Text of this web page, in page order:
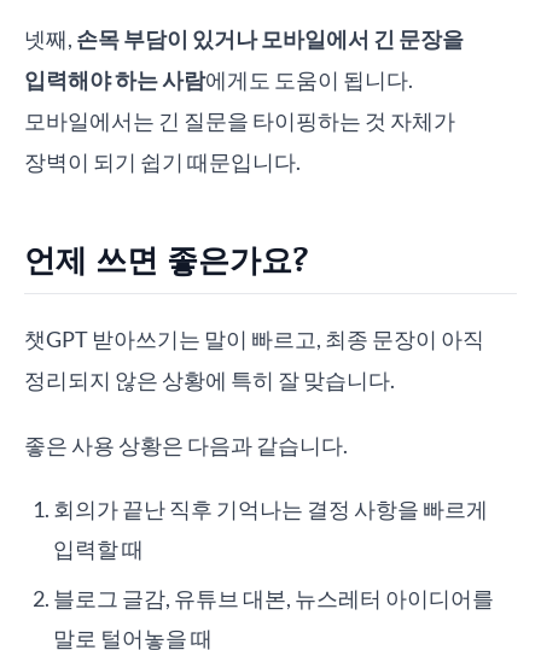
넷째, 손목 부담이 있거나 모바일에서 긴 문장을
입력해야 하는 사람에게도 도움이 됩니다.
모바일에서는 긴 질문을 타이핑하는 것 자체가
장벽이 되기 쉽기 때문입니다.
언제 쓰면 좋은가요?
챗GPT 받아쓰기는 말이 빠르고, 최종 문장이 아직
정리되지 않은 상황에 특히 잘 맞습니다.
좋은 사용 상황은 다음과 같습니다.
회의가 끝난 직후 기억나는 결정 사항을 빠르게
입력할 때
블로그 글감, 유튜브 대본, 뉴스레터 아이디어를
말로 털어놓을 때